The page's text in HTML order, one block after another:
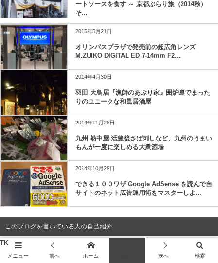
ートソースを食す ～ 京都ぶらり旅（2014秋）
そ...
2015年5月21日
オリンパスプラザで発売前の超広角レンズ
M.ZUIKO DIGITAL ED 7-14mm F2...
2014年4月30日
羽田 大鳥居『漁師のあぶり家』囲炉裏でまった
りのユニークな和風居酒屋
2014年11月26日
九州 熱中屋 活豊後さば刺しなど、九州のうまい
もんが一度に楽しめる大衆酒場
2014年10月29日
できる１００ワザ Google AdSense を読んで自
サイトのネット広告運用術をマスターしよ...
このブログを書いている人の自己紹介
TK
メニュー 検索
前へ ホーム 次へ